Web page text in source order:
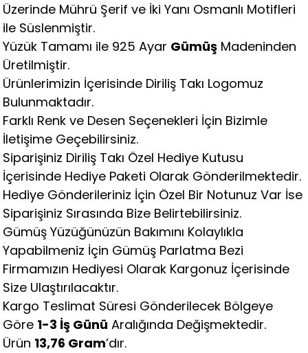
Üzerinde Mührü Şerif ve İki Yanı Osmanlı Motifleri
ile Süslenmiştir.
Yüzük Tamamı ile 925 Ayar Gümüş Madeninden
Üretilmiştir.
Ürünlerimizin İçerisinde Diriliş Takı Logomuz
Bulunmaktadır.
Farklı Renk ve Desen Seçenekleri İçin Bizimle
İletişime Geçebilirsiniz.
Siparişiniz Diriliş Takı Özel Hediye Kutusu
İçerisinde Hediye Paketi Olarak Gönderilmektedir.
Hediye Gönderileriniz İçin Özel Bir Notunuz Var İse
Siparişiniz Sırasında Bize Belirtebilirsiniz.
Gümüş Yüzüğünüzün Bakımını Kolaylıkla
Yapabilmeniz İçin Gümüş Parlatma Bezi
Firmamızın Hediyesi Olarak Kargonuz İçerisinde
Size Ulaştırılacaktır.
Kargo Teslimat Süresi Gönderilecek Bölgeye
Göre 1-3 İş Günü Aralığında Değişmektedir.
Ürün 13,76 Gram’dır.